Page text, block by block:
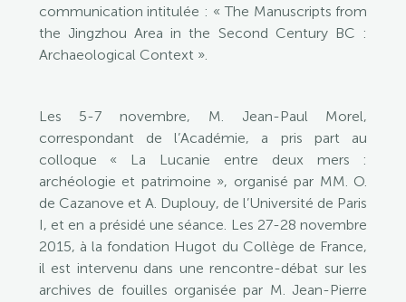
communication intitulée : « The Manuscripts from
the Jingzhou Area in the Second Century BC :
Archaeological Context ».
Les 5-7 novembre, M. Jean-Paul Morel,
correspondant de l’Académie, a pris part au
colloque « La Lucanie entre deux mers :
archéologie et patrimoine », organisé par MM. O.
de Cazanove et A. Duplouy, de l’Université de Paris
I, et en a présidé une séance. Les 27-28 novembre
2015, à la fondation Hugot du Collège de France,
il est intervenu dans une rencontre-débat sur les
archives de fouilles organisée par M. Jean-Pierre